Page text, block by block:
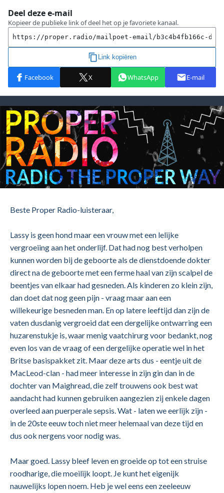
Beste Proper Radio-luisteraar,
Lassy is geen hond maar een vrouw met een lelijke
vergroeiing aan het onderlijf. Dat had nog best verholpen
kunnen worden bij de geboorte als de dienstdoende dokter
direct na de geboorte met een ferme haal van zijn scalpel de
beentjes van elkaar had gesneden. Als kinderen zo klein zijn,
dan doet dat nog geen pijn - vraag maar aan een
willekeurige besneden man. En op latere leeftijd dan zijn de
vaten dusdanig vergroeid dat een dergelijke ontwarring een
huzarenstukje is, waar menig vaatchirurg voor bedankt, nog
even los van de vraag of een dergelijke operatie wel in het
Britse basispakket zit. Maar deze arts dus - eentje uit de
MacLeod-clan - had meer interesse in zijn gin dan in de
dochter van Maighread, die zelf trouwens ook best wat
aandacht had kunnen gebruiken aangezien zij enkele dagen
overleed aan puerperale sepsis. Wat - laten we eerlijk zijn -
in de 20ste eeuw toch niet meer helemaal van deze tijd en
dus ook nergens voor nodig was.
Maar goed. Lassy bleef leven en groeide op tot een struise
roodharige, die moeilijk loopt. Je kunt het eigenijk
nauwelijks lopen noem. Heb je wel eens een zeeleeuw